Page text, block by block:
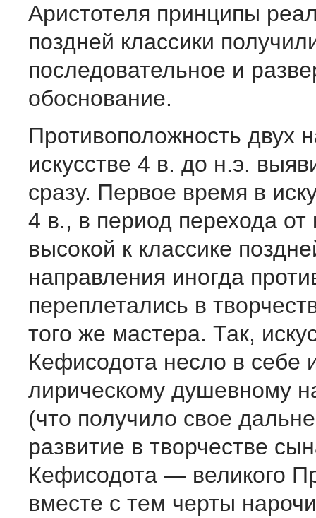
Аристотеля принципы
поздней классики
последовательное и
обоснование.
Противоположность двух
искусстве 4 в. до н.э.
сразу. Первое время в
4 в., в период перехода от
высокой к классике
направления иногда
переплетались в
того же мастера. Так,
Кефисодота несло в себе
лирическому душевному
(что получило свое
развитие в творчестве
Кефисодота — великого
вместе с тем черты